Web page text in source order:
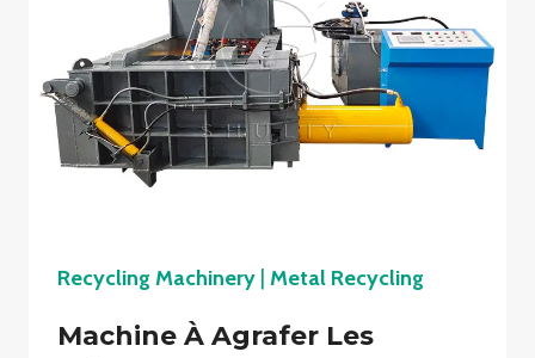
Recycling Machinery Metal Recycling
Machine À Agrafer Les